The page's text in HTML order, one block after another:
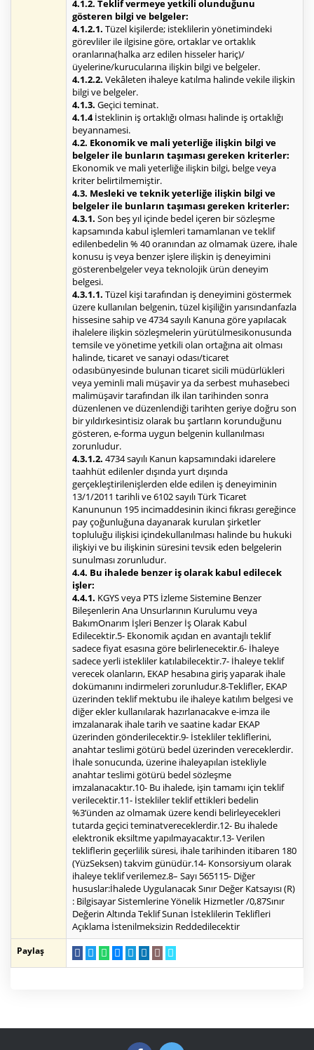
4.1.2. Teklif vermeye yetkili olunduğunu
gösteren bilgi ve belgeler:
4.1.2.1. Tüzel kişilerde; isteklilerin yönetimindeki
görevliler ile ilgisine göre, ortaklar ve ortaklık
oranlarına(halka arz edilen hisseler hariç)/
üyelerine/kurucularına ilişkin bilgi ve belgeler.
4.1.2.2. Vekâleten ihaleye katılma halinde vekile ilişkin
bilgi ve belgeler.
4.1.3. Geçici teminat.
4.1.4İsteklinin iş ortaklığı olması halinde iş ortaklığı
beyannamesi.
4.2. Ekonomik ve mali yeterliğe ilişkin bilgi ve
belgeler ile bunların taşıması gereken kriterler:
Ekonomik ve mali yeterliğe ilişkin bilgi, belge veya
kriter belirtilmemiştir.
4.3. Mesleki ve teknik yeterliğe ilişkin bilgi ve
belgeler ile bunların taşıması gereken kriterler:
4.3.1. Son beş yıl içinde bedel içeren bir sözleşme
kapsamında kabul işlemleri tamamlanan ve teklif
edilenbedelin % 40 oranından az olmamak üzere, ihale
konusu iş veya benzer işlere ilişkin iş deneyimini
gösterenbelgeler veya teknolojik ürün deneyim
belgesi.
4.3.1.1. Tüzel kişi tarafından iş deneyimini göstermek
üzere kullanılan belgenin, tüzel kişiliğin yarısındanfazla
hissesine sahip ve 4734 sayılı Kanuna göre yapılacak
ihalelere ilişkin sözleşmelerin yürütülmesikonusunda
temsile ve yönetime yetkili olan ortağına ait olması
halinde, ticaret ve sanayi odası/ticaret
odasıbünyesinde bulunan ticaret sicili müdürlükleri
veya yeminli mali müşavir ya da serbest muhasebeci
malimüşavir tarafından ilk ilan tarihinden sonra
düzenlenen ve düzenlendiği tarihten geriye doğru son
bir yıldırkesintisiz olarak bu şartların korunduğunu
gösteren, e-forma uygun belgenin kullanılması
zorunludur.
4.3.1.2. 4734 sayılı Kanun kapsamındaki idarelere
taahhüt edilenler dışında yurt dışında
gerçekleştirilenişlerden elde edilen iş deneyiminin
13/1/2011 tarihli ve 6102 sayılı Türk Ticaret
Kanununun 195 incimaddesinin ikinci fıkrası gereğince
pay çoğunluğuna dayanarak kurulan şirketler
topluluğu ilişkisi içindekullanılması halinde bu hukuki
ilişkiyi ve bu ilişkinin süresini tevsik eden belgelerin
sunulması zorunludur.
4.4. Bu ihalede benzer iş olarak kabul edilecek
işler:
4.4.1. KGYS veya PTS İzleme Sistemine Benzer
Bileşenlerin Ana Unsurlarının Kurulumu veya
BakımOnarım İşleri Benzer İş Olarak Kabul
Edilecektir.5- Ekonomik açıdan en avantajlı teklif
sadece fiyat esasına göre belirlenecektir.6- İhaleye
sadece yerli istekliler katılabilecektir.7- İhaleye teklif
verecek olanların, EKAP hesabına giriş yaparak ihale
dokümanını indirmeleri zorunludur.8-Teklifler, EKAP
üzerinden teklif mektubu ile ihaleye katılım belgesi ve
diğer ekler kullanılarak hazırlanacakve e-imza ile
imzalanarak ihale tarih ve saatine kadar EKAP
üzerinden gönderilecektir.9- İstekliler tekliflerini,
anahtar teslimi götürü bedel üzerinden vereceklerdir.
İhale sonucunda, üzerine ihaleyapılan istekliyle
anahtar teslimi götürü bedel sözleşme
imzalanacaktır.10- Bu ihalede, işin tamamı için teklif
verilecektir.11- İstekliler teklif ettikleri bedelin
%3’ünden az olmamak üzere kendi belirleyecekleri
tutarda geçici teminatvereceklerdir.12- Bu ihalede
elektronik eksiltme yapılmayacaktır.13- Verilen
tekliflerin geçerlilik süresi, ihale tarihinden itibaren 180
(YüzSeksen) takvim günüdür.14- Konsorsiyum olarak
ihaleye teklif verilemez.8– Sayı 565115- Diğer
hususlar:İhalede Uygulanacak Sınır Değer Katsayısı (R)
: Bilgisayar Sistemlerine Yönelik Hizmetler /0,87Sınır
Değerin Altında Teklif Sunan İsteklilerin Teklifleri
Açıklama İstenilmeksizin Reddedilecektir
Paylaş